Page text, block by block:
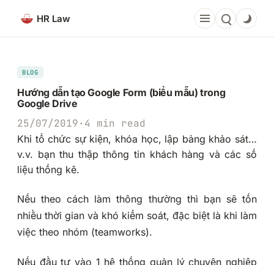
phần
dung
HR Law
BLOG
Hướng dẫn tạo Google Form (biểu mẫu) trong
Google Drive
25/07/2019· 4 min read
Khi tổ chức sự kiện, khóa học, lập bảng khảo sát…
v.v. bạn thu thập thông tin khách hàng và các số
liệu thống kê.
Nếu theo cách làm thông thường thì bạn sẽ tốn
nhiều thời gian và khó kiểm soát, đặc biệt là khi làm
việc theo nhóm (teamworks).
Nếu đầu tư vào 1 hệ thống quản lý chuyên nghiệp